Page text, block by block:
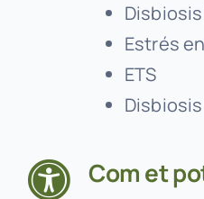
Estrés
ETS
Com et